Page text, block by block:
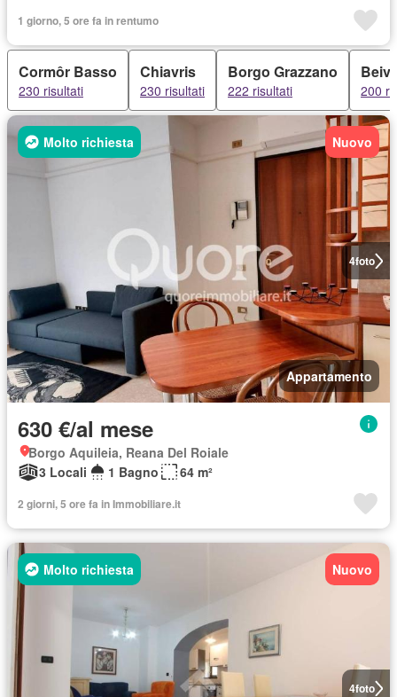
1 giorno, 5 ore fa in rentumo
Cormôr Basso
230 risultati
Chiavris
230 risultati
Borgo Grazzano
222 risultati 200
4foto
Molto richiesta Nuovo
Appartamento
630 €/al mese
Borgo Aquileia, Reana Del Roiale
3 Locali
1 Bagno 64 m²
2 giorni, 5 ore fa in Immobiliare.it
4foto
Molto richiesta Nuovo